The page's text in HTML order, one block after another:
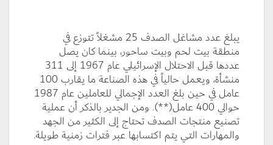
يبلغ عدد مشاغل الصدف 25 مشغلاً تتوزع في
منطقة بيت لحم وبيت ساحور، بينما كان يصل
عددها قبل الاحتلال الإسرائيلي عام 1967 إلى 311
منشأة، ويعمل حالياً في هذه الصناعة ما يقارب 100
عامل في حين بلغ العدد الإجمالي للعاملين عام 1987
حوالي 400 عامل(**). ومن الجدير بالذكر أن عملية
تصنيع منتجات الصدف تحتاج إلى الكثير من الجهد
والمهارات التي يتم اكتسابها عبر فترات زمنية طويلة.